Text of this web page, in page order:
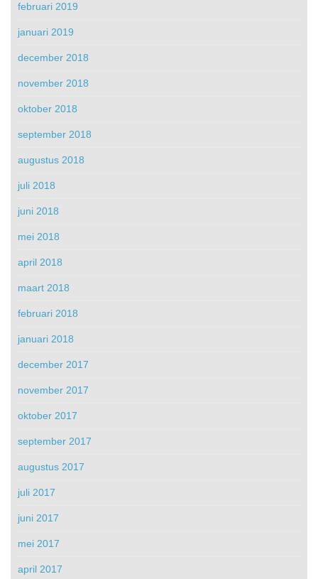
februari 2019
januari 2019
december 2018
november 2018
oktober 2018
september 2018
augustus 2018
juli 2018
juni 2018
mei 2018
april 2018
maart 2018
februari 2018
januari 2018
december 2017
november 2017
oktober 2017
september 2017
augustus 2017
juli 2017
juni 2017
mei 2017
april 2017